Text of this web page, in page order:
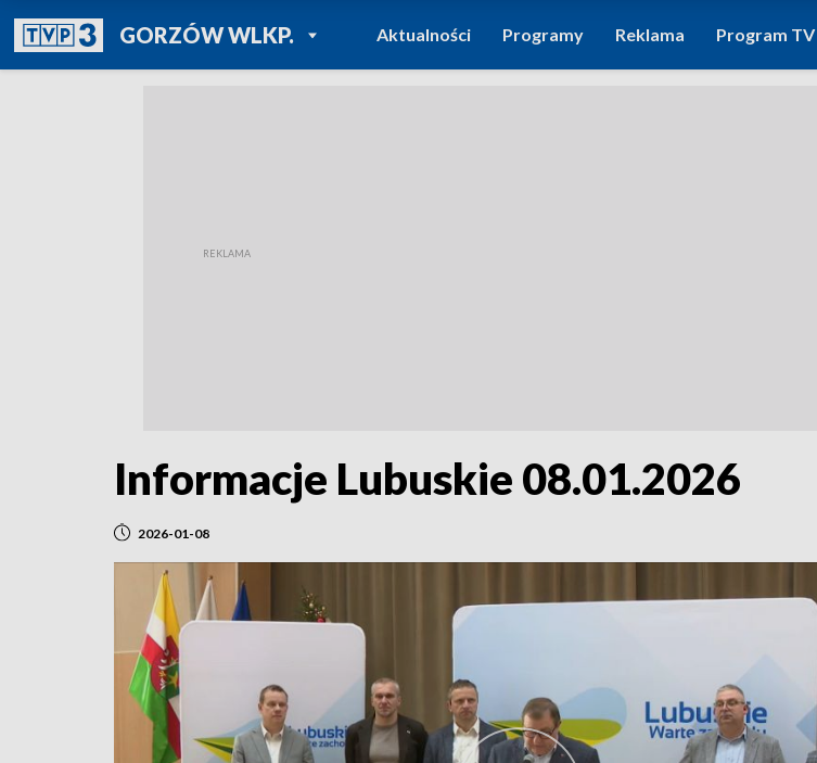
GORZÓW WLKP.POWRÓT DO
TVP REGIONY
Aktualności Programy Reklama Program TV
Informacje Lubuskie 08.01.2026
2026-01-08